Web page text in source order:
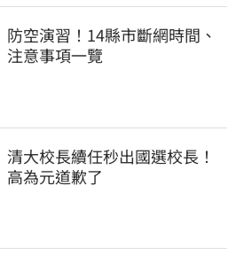
防空演習！14縣市斷網時間、
注意事項一覽
清大校長續任秒出國選校長！
高為元道歉了